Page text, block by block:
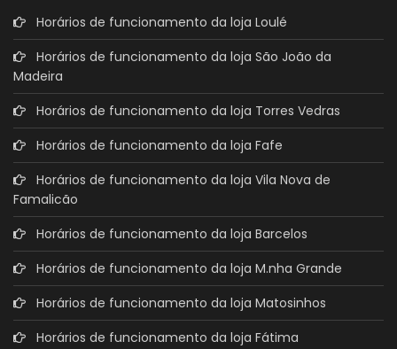
Horários de funcionamento da loja Loulé
Horários de funcionamento da loja São João da
Madeira
Horários de funcionamento da loja Torres Vedras
Horários de funcionamento da loja Fafe
Horários de funcionamento da loja Vila Nova de
Famalicão
Horários de funcionamento da loja Barcelos
Horários de funcionamento da loja M.nha Grande
Horários de funcionamento da loja Matosinhos
Horários de funcionamento da loja Fátima